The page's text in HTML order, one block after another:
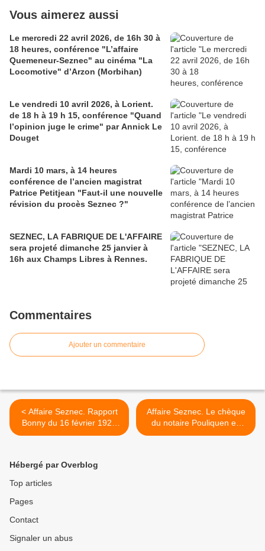
Vous aimerez aussi
Le mercredi 22 avril 2026, de 16h 30 à
18 heures, conférence "L’affaire
Quemeneur-Seznec" au cinéma "La
Locomotive" d’Arzon (Morbihan)
Le vendredi 10 avril 2026, à Lorient.
de 18 h à 19 h 15, conférence "Quand
l’opinion juge le crime" par Annick Le
Douget
Mardi 10 mars, à 14 heures
conférence de l’ancien magistrat
Patrice Petitjean "Faut-il une nouvelle
révision du procès Seznec ?"
SEZNEC, LA FABRIQUE DE L'AFFAIRE
sera projeté dimanche 25 janvier à
16h aux Champs Libres à Rennes.
Commentaires
Ajouter un commentaire
< Affaire Seznec. Rapport
Bonny du 16 février 1924
concernant Le Her....
Affaire Seznec. Le chèque
du notaire Pouliquen en
date du 25 mai 1923... >
Hébergé par Overblog
Top articles
Pages
Contact
Signaler un abus